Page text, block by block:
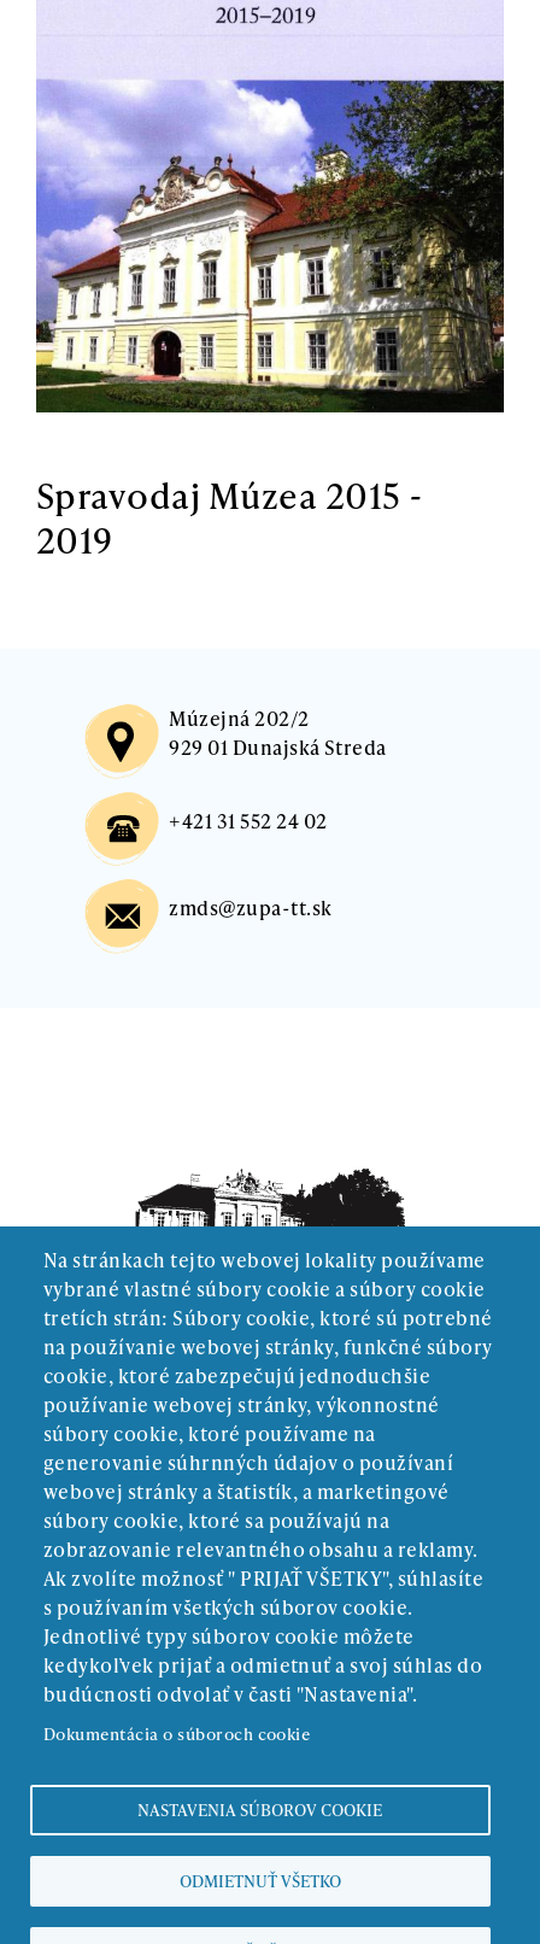
Na stránkach tejto webovej lokality používame
vybrané vlastné súbory cookie a súbory cookie
tretích strán: Súbory cookie, ktoré sú potrebné
na používanie webovej stránky, funkčné súbory
cookie, ktoré zabezpečujú jednoduchšie
používanie webovej stránky, výkonnostné
súbory cookie, ktoré používame na
generovanie súhrnných údajov o používaní
webovej stránky a štatistík, a marketingové
súbory cookie, ktoré sa používajú na
zobrazovanie relevantného obsahu a reklamy.
Ak zvolíte možnosť " PRIJAŤ VŠETKY", súhlasíte
s používaním všetkých súborov cookie.
Jednotlivé typy súborov cookie môžete
kedykoľvek prijať a odmietnuť a svoj súhlas do
budúcnosti odvolať v časti "Nastavenia".
Dokumentácia o súboroch cookie
NASTAVENIA SÚBOROV COOKIE
ODMIETNUŤ VŠETKO
Spravodaj Múzea 2015 -
2019
Múzejná 202/2
929 01 Dunajská Streda
+421 31 552 24 02
zmds@zupa-tt.sk
ZRIAĎOVATEĽ:
Povinné zverejňovanie
Ochrana osobných údajov
Copyright © zmds.eu | web design:epix media